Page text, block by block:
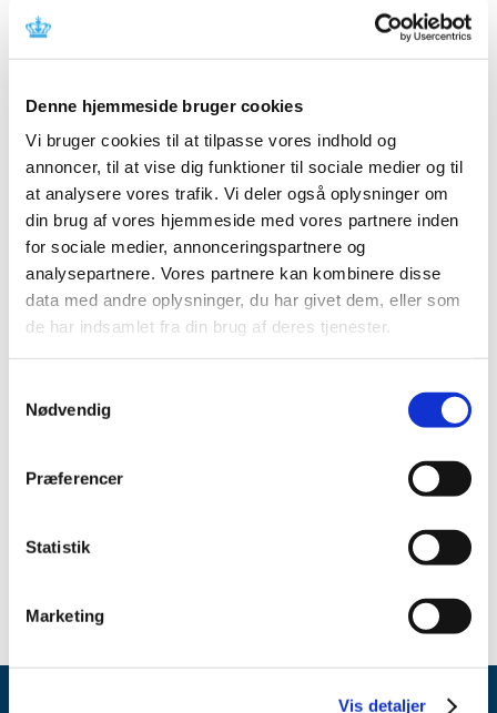
Denne hjemmeside bruger cookies
Vi bruger cookies til at tilpasse vores indhold og
annoncer, til at vise dig funktioner til sociale medier og til
at analysere vores trafik. Vi deler også oplysninger om
din brug af vores hjemmeside med vores partnere inden
for sociale medier, annonceringspartnere og
analysepartnere. Vores partnere kan kombinere disse
data med andre oplysninger, du har givet dem, eller som
de har indsamlet fra din brug af deres tjenester.
Nødvendig
Præferencer
Statistik
Marketing
Vis detaljer
Repatha får ikke generelt klausuleret tilskud, fordi vi
vurderer, at prisen ikke står i et rimeligt forhold til den
behandlingsmæssige værdi. Dette gælder, når vi
kolesterolsænkende behandling.
Links
Lægemiddelstyrelsens afgørelse om generelt klausuleret
tilskud til Repatha(pdf)
Medicintilskudsnævnets indstilling vedrørende Repatha
(pdf)
Relateret indhold